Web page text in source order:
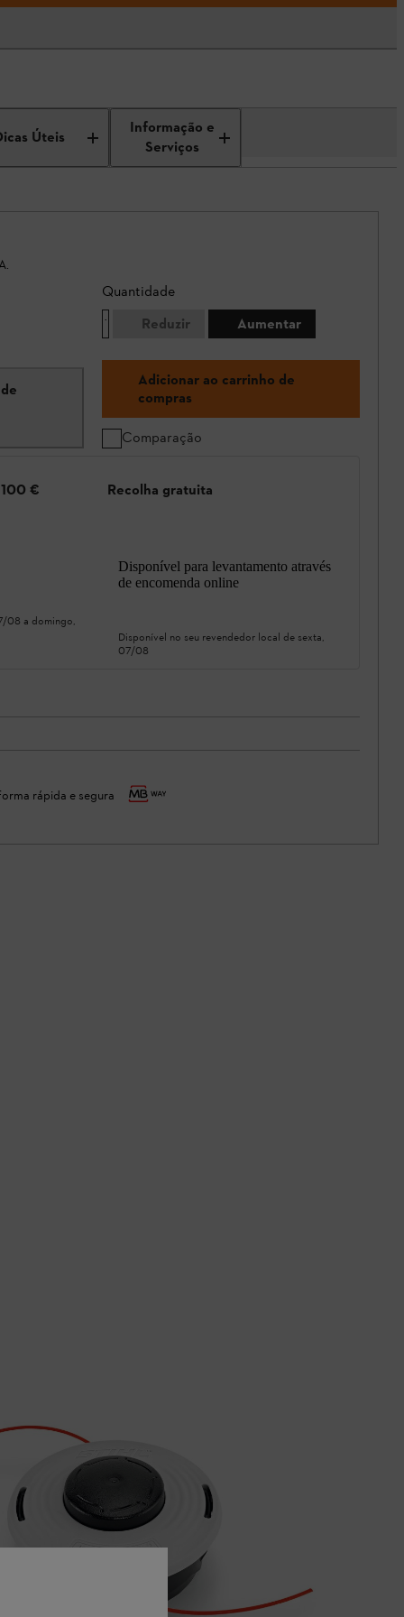
Úteis
Informação e
Serviços
Quantidade
Reduzir
Aumentar
Adicionar ao carrinho de
compras
Comparação
€
08 a domingo,
Recolha gratuita
Disponível para levantamento através
de encomenda online
Disponível no seu revendedor local de sexta,
07/08
rápida e segura